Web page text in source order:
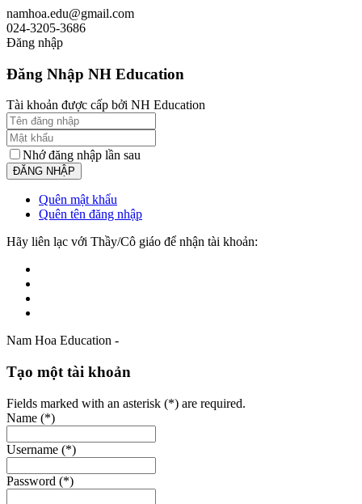
namhoa.edu@gmail.com
024-3205-3686
Đăng nhập
Đăng Nhập NH Education
Tài khoản được cấp bởi NH Education
Nhớ đăng nhập lần sau
Quên mật khẩu
Quên tên đăng nhập
Hãy liên lạc với Thầy/Cô giáo để nhận tài khoản:
Nam Hoa Education -
Tạo một tài khoản
Fields marked with an asterisk (*) are required.
Name (*)
Username (*)
Password (*)